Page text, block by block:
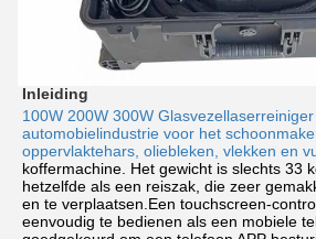
Inleiding
100W 200W 300W
automobielindustrie voor het
oppervlaktehars, oliebleken, vlekken en
koffermachine. Het gewicht is slechts 33
hetzelfde als een reiszak, die zeer
en te verplaatsen.Een touchscreen-
eenvoudig te bedienen als een mobiele